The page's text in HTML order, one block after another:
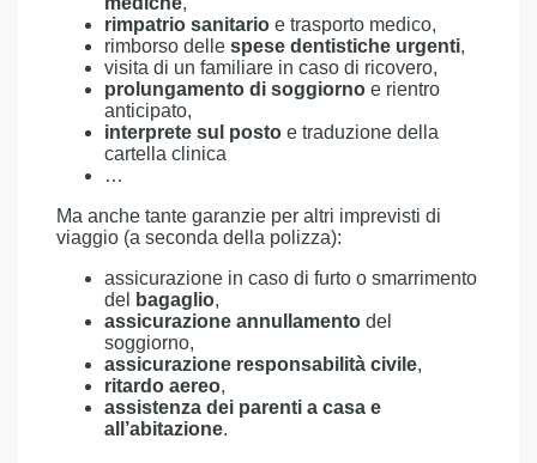
rimpatrio sanitario e trasporto medico,
rimborso delle spese dentistiche urgenti,
visita di un familiare in caso di ricovero,
prolungamento di soggiorno e rientro
anticipato,
interprete sul posto e traduzione della
cartella clinica
…
Ma anche tante garanzie per altri imprevisti di
viaggio (a seconda della polizza):
assicurazione in caso di furto o smarrimento
del
bagaglio,
assicurazione annullamento del
soggiorno,
assicurazione responsabilità civile,
ritardo aereo,
assistenza dei parenti a casa e
all’abitazione.